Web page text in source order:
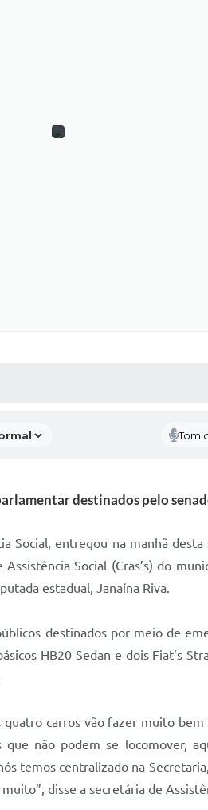
Tom
destinados pelo
Social, entregou na manhã
Social (Cras’s) do
estadual, Janaína Riva.
destinados por meio de
HB20 Sedan e dois Fiat’s
carros vão fazer muito
que não podem se locomover,
temos centralizado na
disse a secretária de